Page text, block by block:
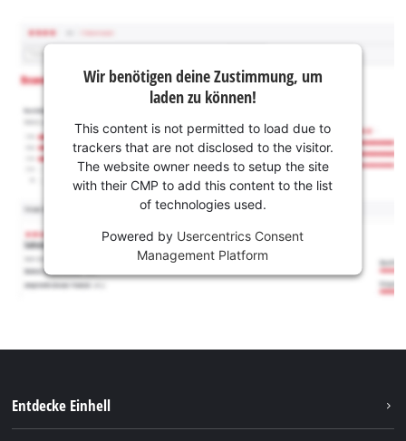
Wir benötigen deine Zustimmung, um
laden zu können!
This content is not permitted to load due to
trackers that are not disclosed to the visitor.
The website owner needs to setup the site
with their CMP to add this content to the list
of technologies used.
Powered by Usercentrics Consent
Management Platform
Entdecke Einhell